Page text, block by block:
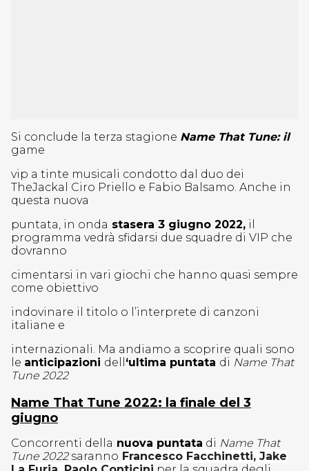
Si conclude la terza stagione Name That Tune: il
game
vip a tinte musicali condotto dal duo dei
TheJackal Ciro Priello e Fabio Balsamo. Anche in
questa nuova
puntata, in onda stasera 3 giugno 2022, il
programma vedrà sfidarsi due squadre di VIP che
dovranno
cimentarsi in vari giochi che hanno quasi sempre
come obiettivo
indovinare il titolo o l’interprete di canzoni
italiane e
internazionali. Ma andiamo a scoprire quali sono
le anticipazioni dell ‘ultima puntata di Name That
Tune 2022
Name That Tune 2022: la finale del 3
giugno
Concorrenti della nuova puntata di Name That
Tune 2022 saranno Francesco Facchinetti, Jake